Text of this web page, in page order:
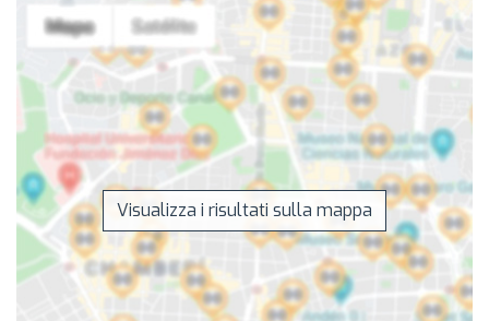
Visualizza i risultati sulla mappa